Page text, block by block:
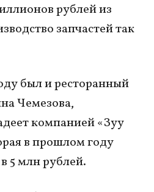
рублей из
запчастей так
был и ресторанный
Чемезова,
компанией «Зуу
в прошлом году
5 млн рублей.